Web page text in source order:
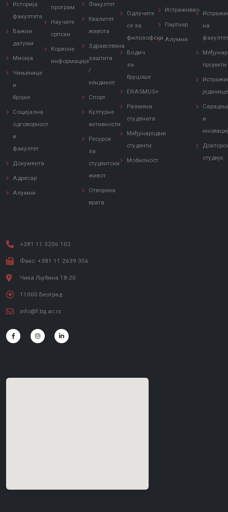
Историја
факултета
Важни
датуми
Мисија
Чињенице
и
бројке
Социјална
одговорност
и
факултет
Документа
Адресар
Алумни
програм
Научите
српски
Корисне
информације
Факултет
Квалитет
живота
Здравствена
заштита
/
хендикеп
Спорт
Културне
активности
Ресурси
за
студентски
живот
Отворена
врата
Одлучите
се за
филозофски
Водич
за
бруцоше
ERASMUS+
Размена
студената
Међународни
студенти
Мобилност
Истраживач
Партнер
Алумни
на
пројекти
јединице
и
студије
+381 11 3206 102
Факс: +381 11 2639 356
Чика Љубина 18-20
11000 Београд
info@f.bg.ac.rs